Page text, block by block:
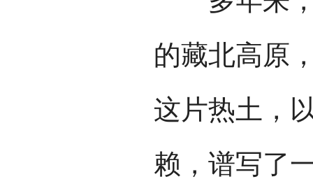
的藏北高原
这片热土，
赖，谱写了